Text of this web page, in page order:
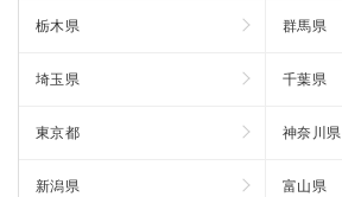
栃木県 群馬県
埼玉県 千葉県
東京都 神奈川県
新潟県 富山県